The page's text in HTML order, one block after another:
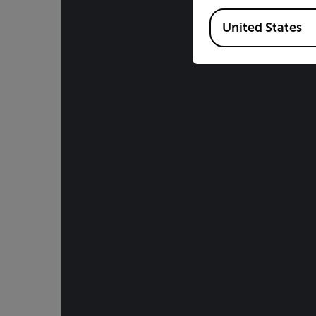
Available Locations
United States